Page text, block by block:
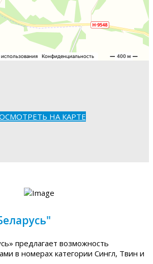
НА КАРТЕ
предлагает возможность
в номерах категории Сингл, Твин и